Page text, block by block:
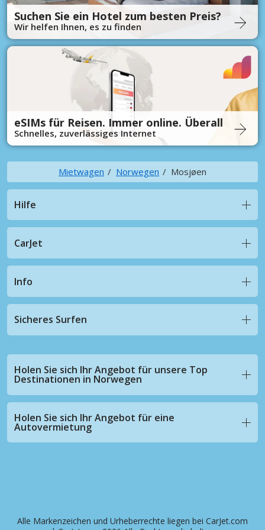
Suchen Sie ein Hotel zum besten Preis?
Wir helfen Ihnen, es zu finden
eSIMs für Reisen. Immer online. Überall
Schnelles, zuverlässiges Internet
Mietwagen Norwegen Mosjøen
Hilfe
CarJet
Info
Sicheres Surfen
Holen Sie sich Ihr Angebot für unsere Top
Destinationen in Norwegen
Holen Sie sich Ihr Angebot für eine
Autovermietung
Alle Markenzeichen und Urheberrechte liegen bei CarJet.com